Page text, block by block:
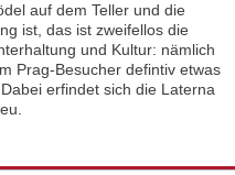
auf dem Teller und die
ist, das ist zweifellos die
und Kultur: nämlich
Prag-Besucher defintiv etwas
erfindet sich die Laterna